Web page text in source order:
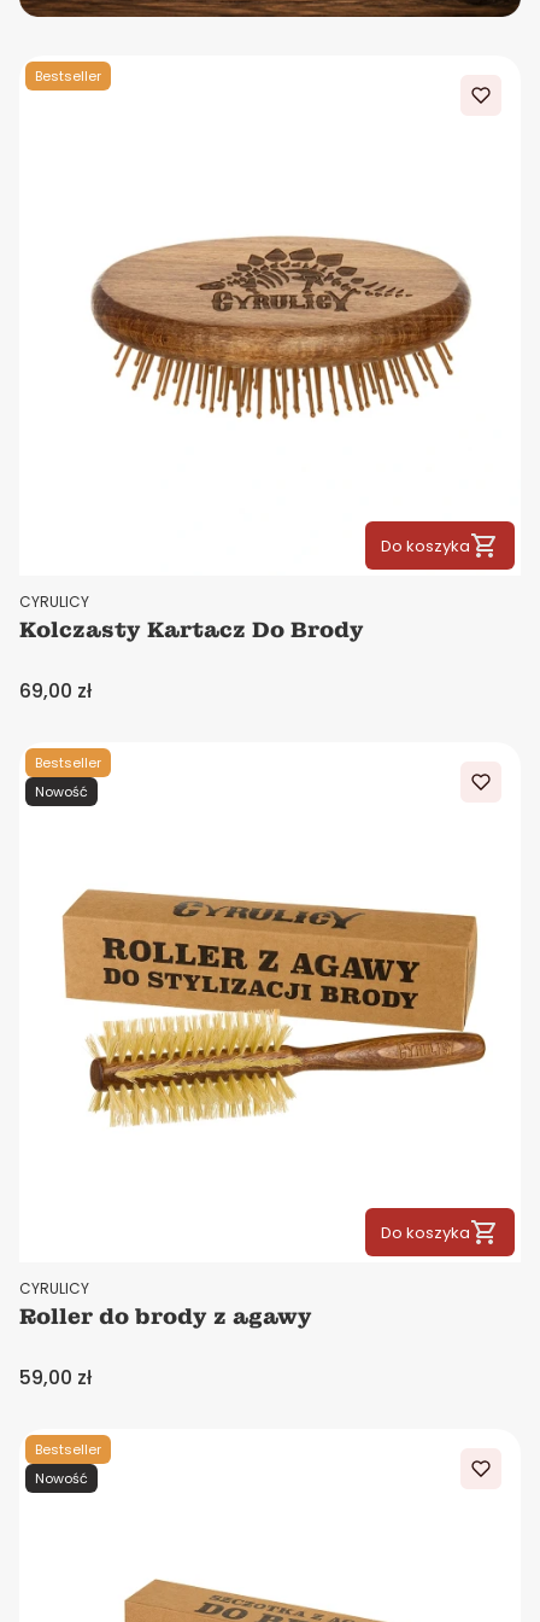
Bestseller
Do koszyka
PRODUCENT
CYRULICY
Kolczasty Kartacz Do Brody
Cena
69,00 zł
Bestseller
Nowość
Do koszyka
PRODUCENT
CYRULICY
Roller do brody z agawy
Cena
59,00 zł
Bestseller
Nowość